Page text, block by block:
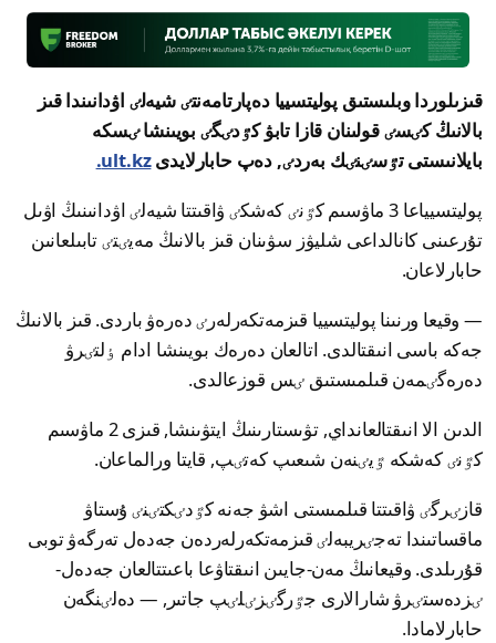
قىزىلوردا وبلىستىق پوليتسييا دەپارتامەنتٸ شيەلٸ اۋدانىندا قىز
بالانىڭ كٸسٸ قولىنان قازا تابۋ كٷدٸگٸ بويىنشا ٸسكە
بايلانىستى تٷسٸنٸك بەردٸ, دەپ حابارلايدىult.kz.
پوليتسيياعا 3 ماۋسىم كٷنٸ كەشكٸ ۋاقىتتا شيەلٸ اۋدانىنىڭ اۋىل
تۇرعىنى كانالداعى شليۋز سۋىنان قىز بالانىڭ مەيٸتٸ تابىلعانىن
حابارلاعان.
— وقيعا ورنىنا پوليتسييا قىزمەتكەرلەرٸ دەرەۋ باردى. قىز بالانىڭ
جەكە باسى انىقتالدى. اتالعان دەرەك بويىنشا ادام ٶلتٸرۋ
دەرەگٸمەن قىلمىستىق ٸس قوزعالدى.
الدىن الا انىقتالعانداي, تۋىستارىنىڭ ايتۋىنشا, قىزى 2 ماۋسىم
كٷنٸ كەشكە ٷيٸنەن شىعىپ كەتٸپ, قايتا ورالماعان.
قازٸرگٸ ۋاقىتتا قىلمىستى اشۋ جەنە كٷدٸكتٸنٸ ۇستاۋ
ماقساتىندا تەجٸريبەلٸ قىزمەتكەرلەردەن جەدەل تەرگەۋ توبى
قۇرىلدى. وقيعانىڭ مەن-جايىن انىقتاۋعا باعىتتالعان جەدەل-
ٸزدەستٸرۋ شارالارى جٷرگٸزٸلٸپ جاتىر, — دەلٸنگەن
حابارلامادا.